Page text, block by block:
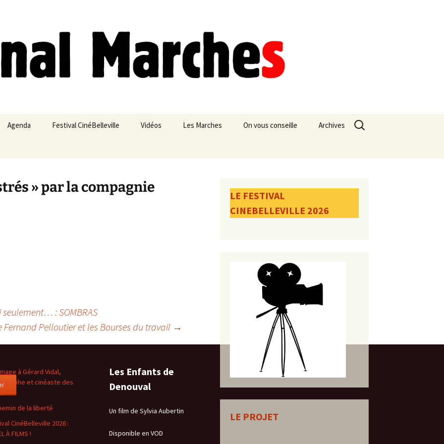
Agenda Festival CinéBelleville Vidéos Les Marches On vous conseille Archives
Rechercher :
» par la compagnie
: SOMBRAS
Fernand Pelloutier et les Bourses du travail →
LE FESTIVAL
CINEBELLEVILLE 2026
LE PROJET
à Gérard Vidal,
et cinéaste des
de la liberté
CinéBelleville 2026 :
À FILMS !
Les Enfants de
Denouval
Un film de Sylvia Aubertin
Disponible en VOD